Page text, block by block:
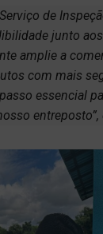
de
junto
amplie a
com mais
essencial
entreposto”,